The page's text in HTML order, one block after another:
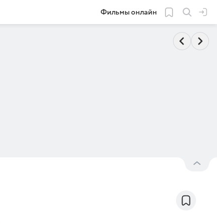
Фильмы онлайн